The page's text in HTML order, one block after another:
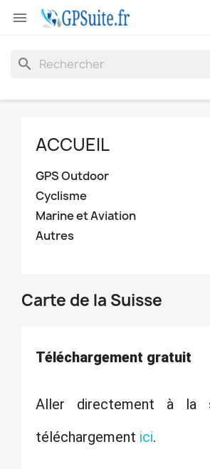

search
ACCUEIL
GPS Outdoor
Cyclisme
Marine et Aviation
Autres
Carte de la Suisse
Téléchargement gratuit
Aller directement à la
téléchargement ici.